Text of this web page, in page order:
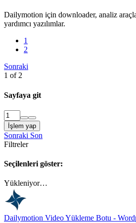
Dailymotion için downloader, analiz
yardımcı yazılımlar.
1
2
Sonraki
1 of 2
Sayfaya git
İşlem yap
Sonraki Son
Filtreler
Seçilenleri göster:
Yükleniyor…
Dailymotion Video Yükleme Botu -